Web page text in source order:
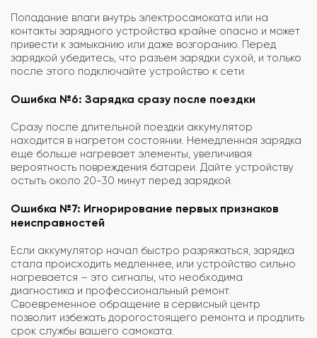
Попадание влаги внутрь электросамоката или на
контакты зарядного устройства крайне опасно и может
привести к замыканию или даже возгоранию. Перед
зарядкой убедитесь, что разъем зарядки сухой, и только
после этого подключайте устройство к сети.
Ошибка №6: Зарядка сразу после поездки
Сразу после длительной поездки аккумулятор
находится в нагретом состоянии. Немедленная зарядка
еще больше нагревает элементы, увеличивая
вероятность повреждения батареи. Дайте устройству
остыть около 20-30 минут перед зарядкой.
Ошибка №7: Игнорирование первых признаков
неисправностей
Если аккумулятор начал быстро разряжаться, зарядка
стала происходить медленнее, или устройство сильно
нагревается – это сигналы, что необходима
диагностика и профессиональный ремонт.
Своевременное обращение в сервисный центр
позволит избежать дорогостоящего ремонта и продлить
срок службы вашего самоката.